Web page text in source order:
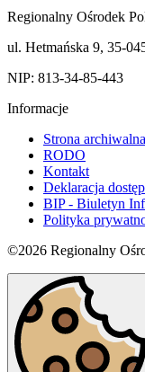
Regionalny Ośrodek
ul. Hetmańska 9, 35-
NIP: 813-34-85-443
Informacje
Strona archiwalna
RODO
Kontakt
Deklaracja
BIP - Biuletyn
Polityka
©2026 Regionalny